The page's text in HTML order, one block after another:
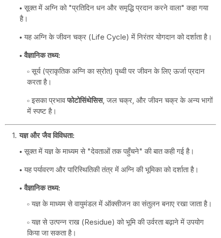
सूक्त में अग्नि को "प्रतिदिन धन और समृद्धि प्रदान करने वाला" कहा गया
है।
यह अग्नि के जीवन चक्र (Life Cycle) में निरंतर योगदान को दर्शाता है।
वैज्ञानिक तथ्य:
सूर्य (प्राकृतिक अग्नि का स्रोत) पृथ्वी पर जीवन के लिए ऊर्जा प्रदान
करता है।
इसका प्रभावफोटोसिंथेसिस, जल चक्र, और जीवन चक्र के अन्य भागों
में स्पष्ट है।
यज्ञ और जैव विविधता:
सूक्त में यज्ञ के माध्यम से "देवताओं तक पहुँचने" की बात कही गई है।
यह पर्यावरण और पारिस्थितिकी तंत्र में अग्नि की भूमिका को दर्शाता है।
वैज्ञानिक तथ्य:
यज्ञ के माध्यम से वायुमंडल में ऑक्सीजन का संतुलन बनाए रखा जाता है।
यज्ञ से उत्पन्न राख (Residue) को भूमि की उर्वरता बढ़ाने में उपयोग
किया जा सकता है।